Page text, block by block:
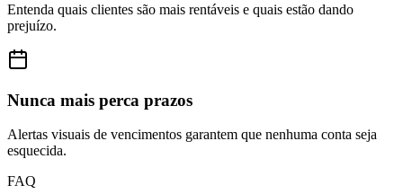
Entenda quais clientes são mais rentáveis e quais estão dando
prejuízo.
Nunca mais perca prazos
Alertas visuais de vencimentos garantem que nenhuma conta seja
esquecida.
FAQ